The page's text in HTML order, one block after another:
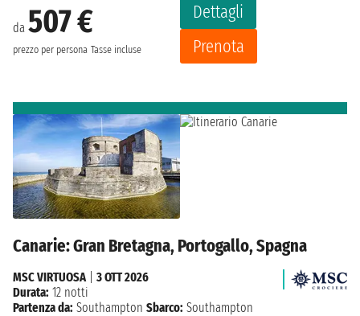
da 507 €
prezzo per persona Tasse incluse
Dettagli
Prenota
Canarie: Gran Bretagna, Portogallo, Spagna
MSC VIRTUOSA
3 OTT 2026
Durata: 12 notti
Partenza da: Southampton Sbarco: Southampton